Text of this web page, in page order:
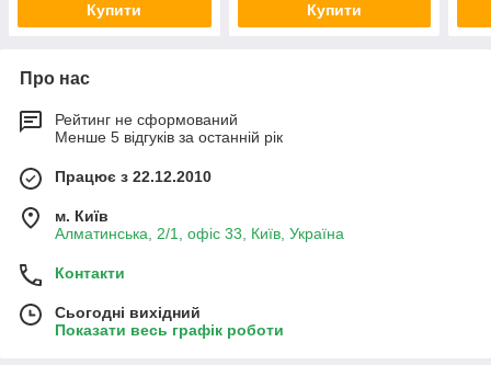
Купити Купити
Про нас
Рейтинг не сформований
Менше 5 відгуків за останній рік
Працює з 22.12.2010
м. Київ
Алматинська, 2/1, офіс 33, Київ, Україна
Контакти
Сьогодні вихідний
Показати весь графік роботи